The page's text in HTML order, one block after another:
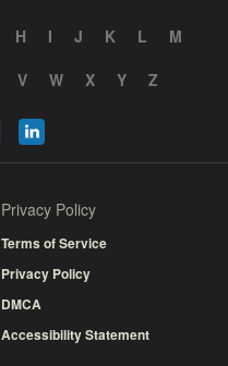
H I J K L
M
V W X Y Z
Privacy Policy
Terms of Service
Privacy Policy
DMCA
Accessibility Statement